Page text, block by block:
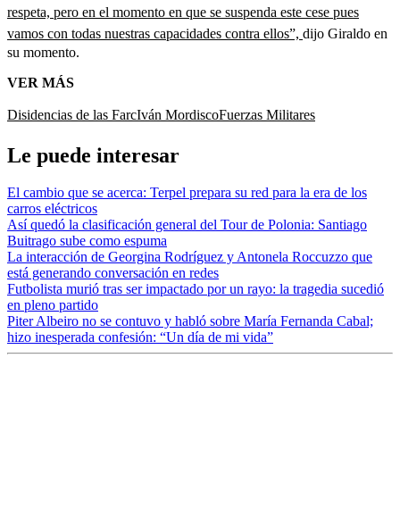
respeta, pero en el momento en que se suspenda este cese pues
vamos con todas nuestras capacidades contra ellos”, dijo Giraldo en
su momento.
VER MÁS
Disidencias de las FarcIván MordiscoFuerzas Militares
Le puede interesar
El cambio que se acerca: Terpel prepara su red para la era de los
carros eléctricos
Así quedó la clasificación general del Tour de Polonia: Santiago
Buitrago sube como espuma
La interacción de Georgina Rodríguez y Antonela Roccuzzo que
está generando conversación en redes
Futbolista murió tras ser impactado por un rayo: la tragedia sucedió
en pleno partido
Piter Albeiro no se contuvo y habló sobre María Fernanda Cabal;
hizo inesperada confesión: “Un día de mi vida”